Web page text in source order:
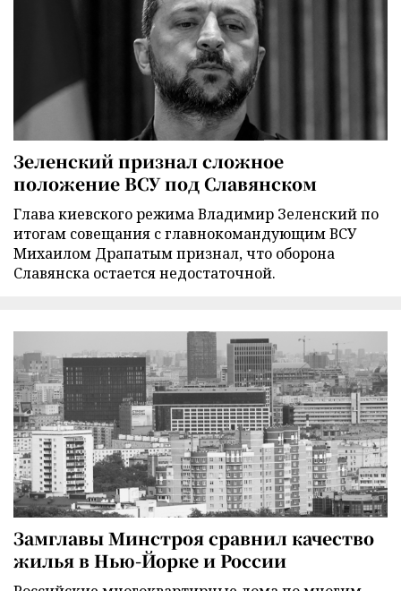
Зеленский признал сложное
положение ВСУ под Славянском
Глава киевского режима Владимир Зеленский по
итогам совещания с главнокомандующим ВСУ
Михаилом Драпатым признал, что оборона
Славянска остается недостаточной.
Замглавы Минстроя сравнил качество
жилья в Нью-Йорке и России